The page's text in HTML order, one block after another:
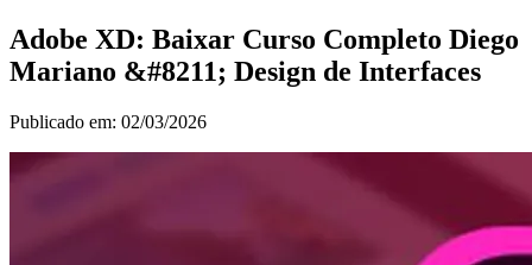
Adobe XD: Baixar Curso Completo Diego
Mariano &#8211; Design de Interfaces
Publicado em: 02/03/2026